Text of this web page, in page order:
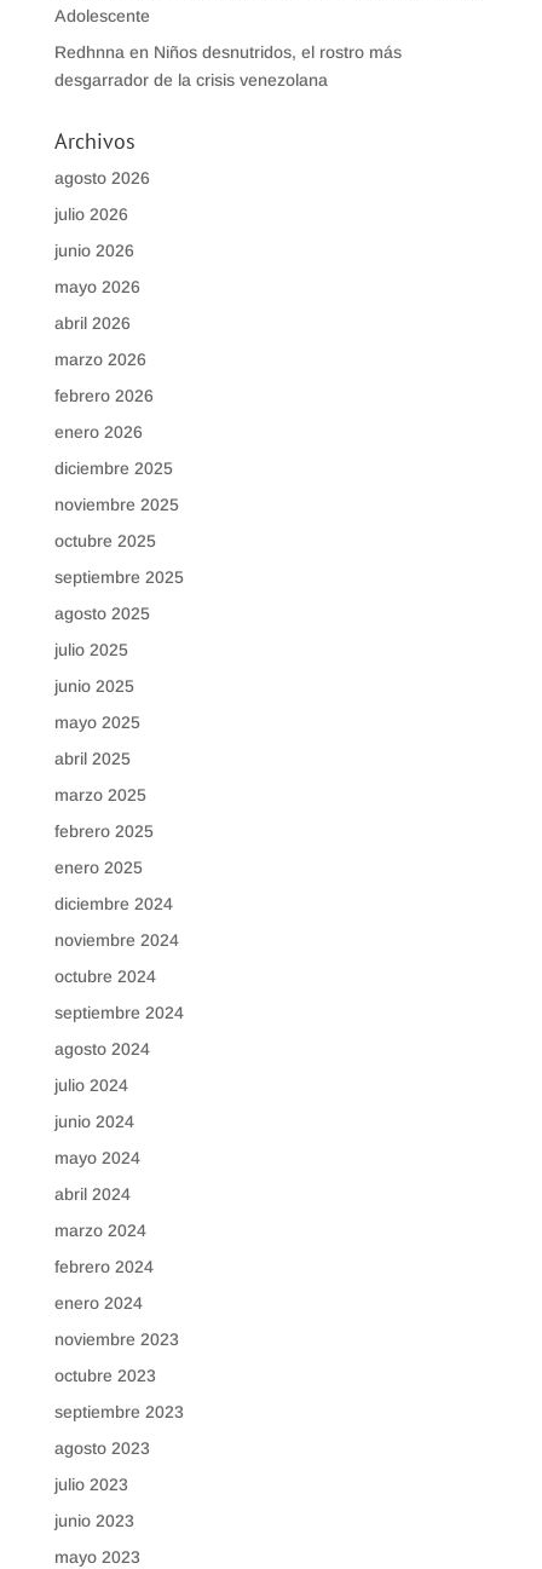
Adolescente
Redhnnaen Niños desnutridos, el rostro más
desgarrador de la crisis venezolana
Archivos
agosto 2026
julio 2026
junio 2026
mayo 2026
abril 2026
marzo 2026
febrero 2026
enero 2026
diciembre 2025
noviembre 2025
octubre 2025
septiembre 2025
agosto 2025
julio 2025
junio 2025
mayo 2025
abril 2025
marzo 2025
febrero 2025
enero 2025
diciembre 2024
noviembre 2024
octubre 2024
septiembre 2024
agosto 2024
julio 2024
junio 2024
mayo 2024
abril 2024
marzo 2024
febrero 2024
enero 2024
noviembre 2023
octubre 2023
septiembre 2023
agosto 2023
julio 2023
junio 2023
mayo 2023